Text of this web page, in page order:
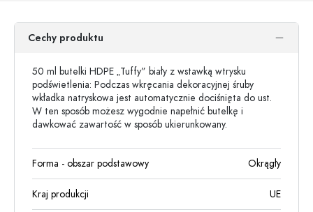
Cechy produktu
50 ml butelki HDPE „Tuffy” biały z wstawką wtrysku
podświetlenia: Podczas wkręcania dekoracyjnej śruby
wkładka natryskowa jest automatycznie dociśnięta do ust.
W ten sposób możesz wygodnie napełnić butelkę i
dawkować zawartość w sposób ukierunkowany.
Forma - obszar podstawowy Okrągły
Kraj produkcji UE